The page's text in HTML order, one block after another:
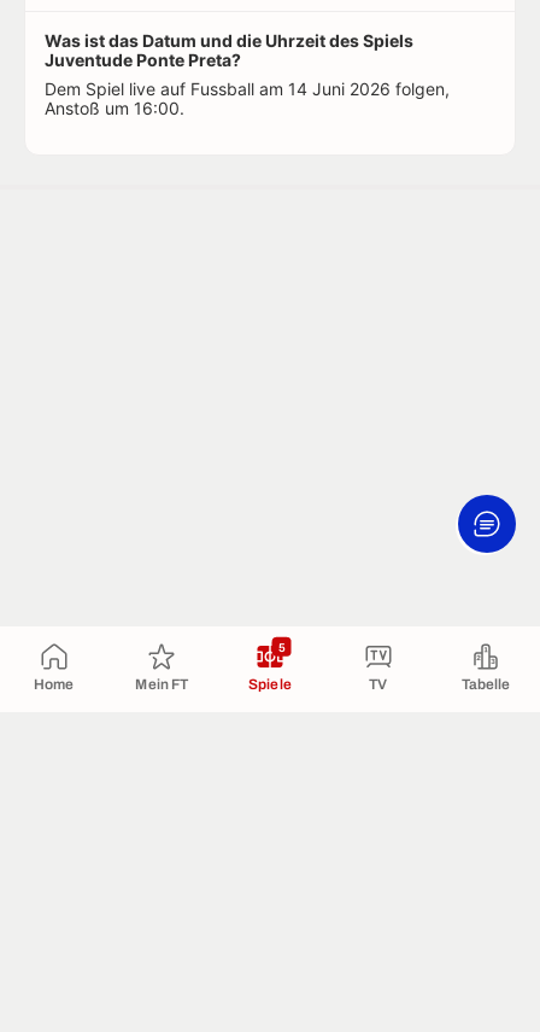
Home Mein FT Spiele
5
TV Tabelle
Was ist das Datum und die Uhrzeit des Spiels
Juventude Ponte Preta?
Dem Spiel live auf Fussball am 14 Juni 2026 folgen,
Anstoß um 16:00.